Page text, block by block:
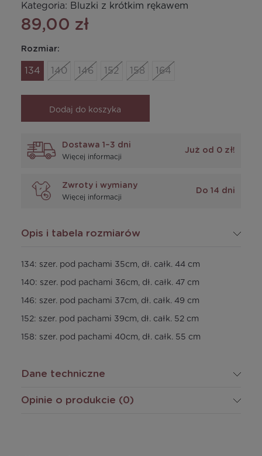
Kategoria: Bluzki z krótkim rękawem
89,00 zł
Rozmiar:
134 140 146 152 158 164
Dodaj do koszyka
Dostawa 1–3 dni
Więcej informacji
Już od 0 zł!
Zwroty i wymiany
Więcej informacji
Do 14 dni
Opis i tabela rozmiarów
134: szer. pod pachami 35cm, dł. całk. 44 cm
140: szer. pod pachami 36cm, dł. całk. 47 cm
146: szer. pod pachami 37cm, dł. całk. 49 cm
152: szer. pod pachami 39cm, dł. całk. 52 cm
158: szer. pod pachami 40cm, dł. całk. 55 cm
Dane techniczne
Opinie o produkcie (0)